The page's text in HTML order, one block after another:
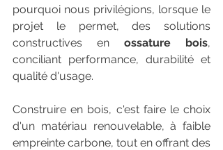
pourquoi nous privilégions, lorsque le
projet le permet, des solutions
constructives en ossature bois,
conciliant performance, durabilité et
qualité d'usage.
Construire en bois, c'est faire le choix
d'un matériau renouvelable, à faible
empreinte carbone, tout en offrant des